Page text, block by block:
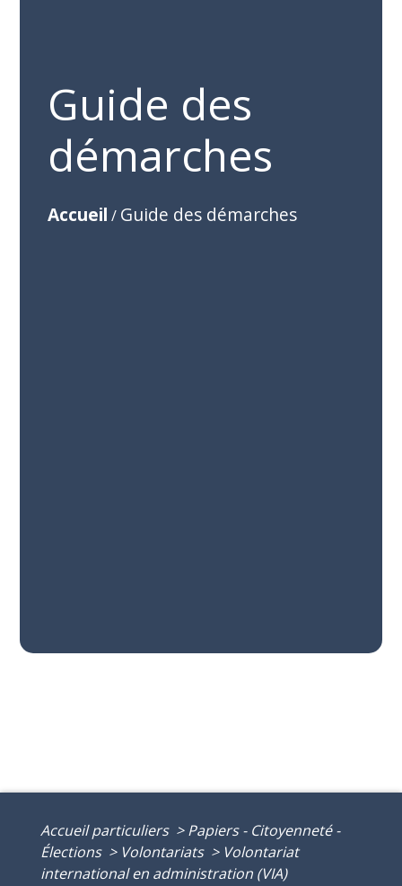
Guide des
démarches
Accueil / Guide des démarches
Accueil particuliers > Papiers - Citoyenneté -
Élections > Volontariats > Volontariat
international en administration (VIA)